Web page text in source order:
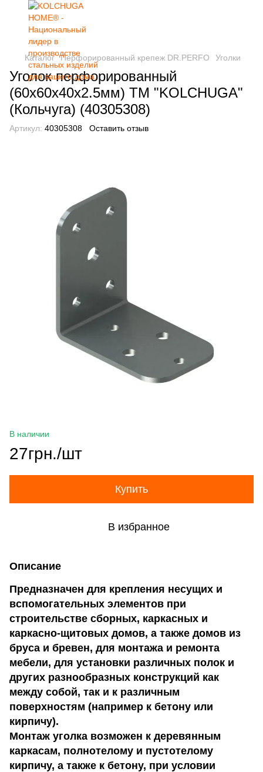
Каталог Перфорированный крепеж DR.PERFO Уголки
Уголок перфорированный
(60х60х40х2.5мм) ТМ "KOLCHUGA"
(Кольчуга) (40305308)
Артикул: 40305308 Оставить отзыв
В наличии
27грн./шт
Купить
В избранное
Описание
Предназначен для крепления несущих и
вспомогательных элементов при
строительстве сборных, каркасных и
каркасно-щитовых домов, а также домов из
бруса и бревен, для монтажа и ремонта
мебели, для установки различных полок и
других разнообразных конструкций как
между собой, так и к различным
поверхностям (например к бетону или
кирпичу).
Монтаж уголка возможен к деревянным
каркасам, полнотелому и пустотелому
кирпичу, а также к бетону, при условии